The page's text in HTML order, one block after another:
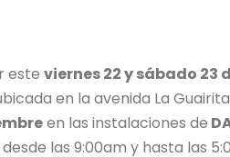
este viernes 22 y sábado 23
en la avenida La
en las instalaciones de
las 9:00am y hasta las